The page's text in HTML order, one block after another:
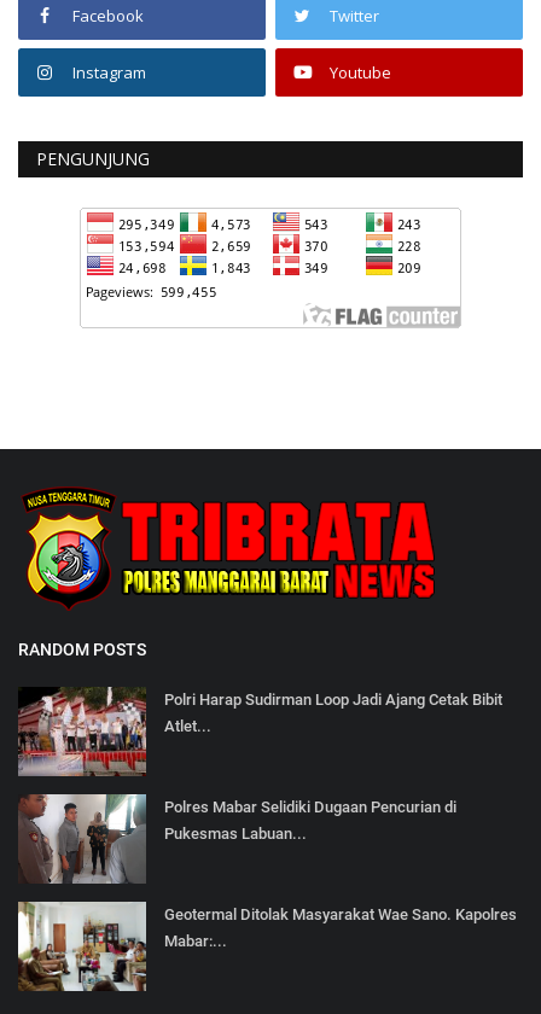
Facebook Twitter
Instagram Youtube
PENGUNJUNG
RANDOM POSTS
Polri Harap Sudirman Loop Jadi Ajang Cetak Bibit
Atlet...
Polres Mabar Selidiki Dugaan Pencurian di
Pukesmas Labuan...
Geotermal Ditolak Masyarakat Wae Sano. Kapolres
Mabar:...